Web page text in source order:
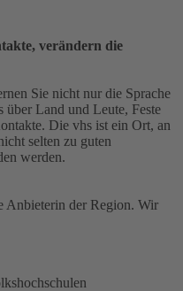
verändern die
Sie nicht nur die Sprache
über Land und Leute, Feste
Die vhs ist ein Ort, an
selten zu guten
werden.
Anbieterin der Region. Wir